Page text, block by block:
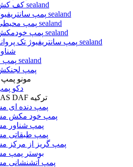
کف کش سیلند sealand
پمپ سانتریفیوژ سیلند sealand
پمپ محیطی سیلند sealand
پمپ خودمکش سیلند sealand
پمپ سانتریفیوژ تک پروانه سیلند sealand
پمپ طبقاتی sealand
پمپ
مونو
دکو
الکتروپمپ MAS DAF ترکیه
پمپ دنده ای
پمپ خود مکش
پمپ شناور
پمپ طبقاتی
پمپ گریز از مرکز
بوستر پمپ
پمپ آتشنشانی